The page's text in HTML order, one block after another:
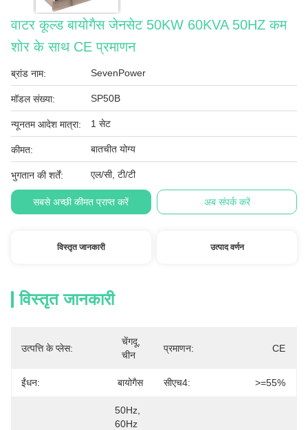
वाटर कूल्ड बायोगैस जेनसेट 50KW 60KVA 50HZ कम
शोर के साथ CE प्रमाणन
ब्रांड नाम: SevenPower
मॉडल संख्या: SP50B
न्यूनतम आदेश मात्रा: 1 सेट
कीमत: बातचीत योग्य
भुगतान की शर्तें: एल/सी, टी/टी
सबसे अच्छी कीमत प्राप्त करें अब संपर्क करें
विस्तृत जानकारी उत्पाद वर्णन
विस्तृत जानकारी
उत्पत्ति के प्लेस:
चेंगदू,
चीन
प्रमाणन: CE
ईंधन: बायोगैस सीएच4: >=55%
50Hz,
60Hz